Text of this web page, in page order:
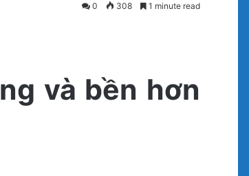
0 308 1 minute read
và bền hơn